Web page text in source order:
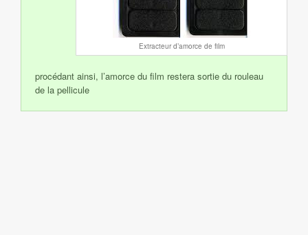
Extracteur d’amorce de film
procédant ainsi, l’amorce du film restera sortie du rouleau
de la pellicule